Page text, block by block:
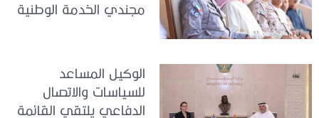
مجندي الخدمة الوطنية
الوكيل المساعد
للسياسات والاتصال
الدفاعي يلتقي القائمة